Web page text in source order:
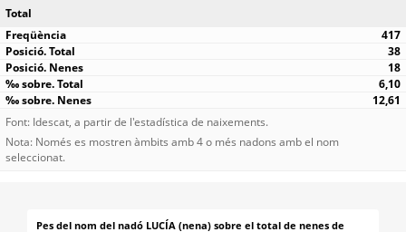
Total
417
38
18
6,10
12,61
Font: Idescat, a partir de l'estadística de naixements.
Nota: Només es mostren àmbits amb 4 o més nadons amb el nom
seleccionat.